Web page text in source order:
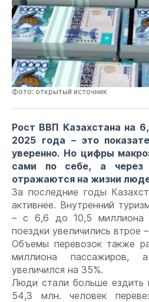
Фото: открытый источник
Рост ВВП Казахстана на
2025 года – это
уверенно. Но цифры
сами по себе, а через
отражаются на жизни
За последние годы
активнее. Внутренний
– с 6,6 до 10,5 миллиона
поездки увеличились втрое
Объемы перевозок также
миллиона
увеличился на 35%.
Люди стали больше ездить
54,3 млн. человек